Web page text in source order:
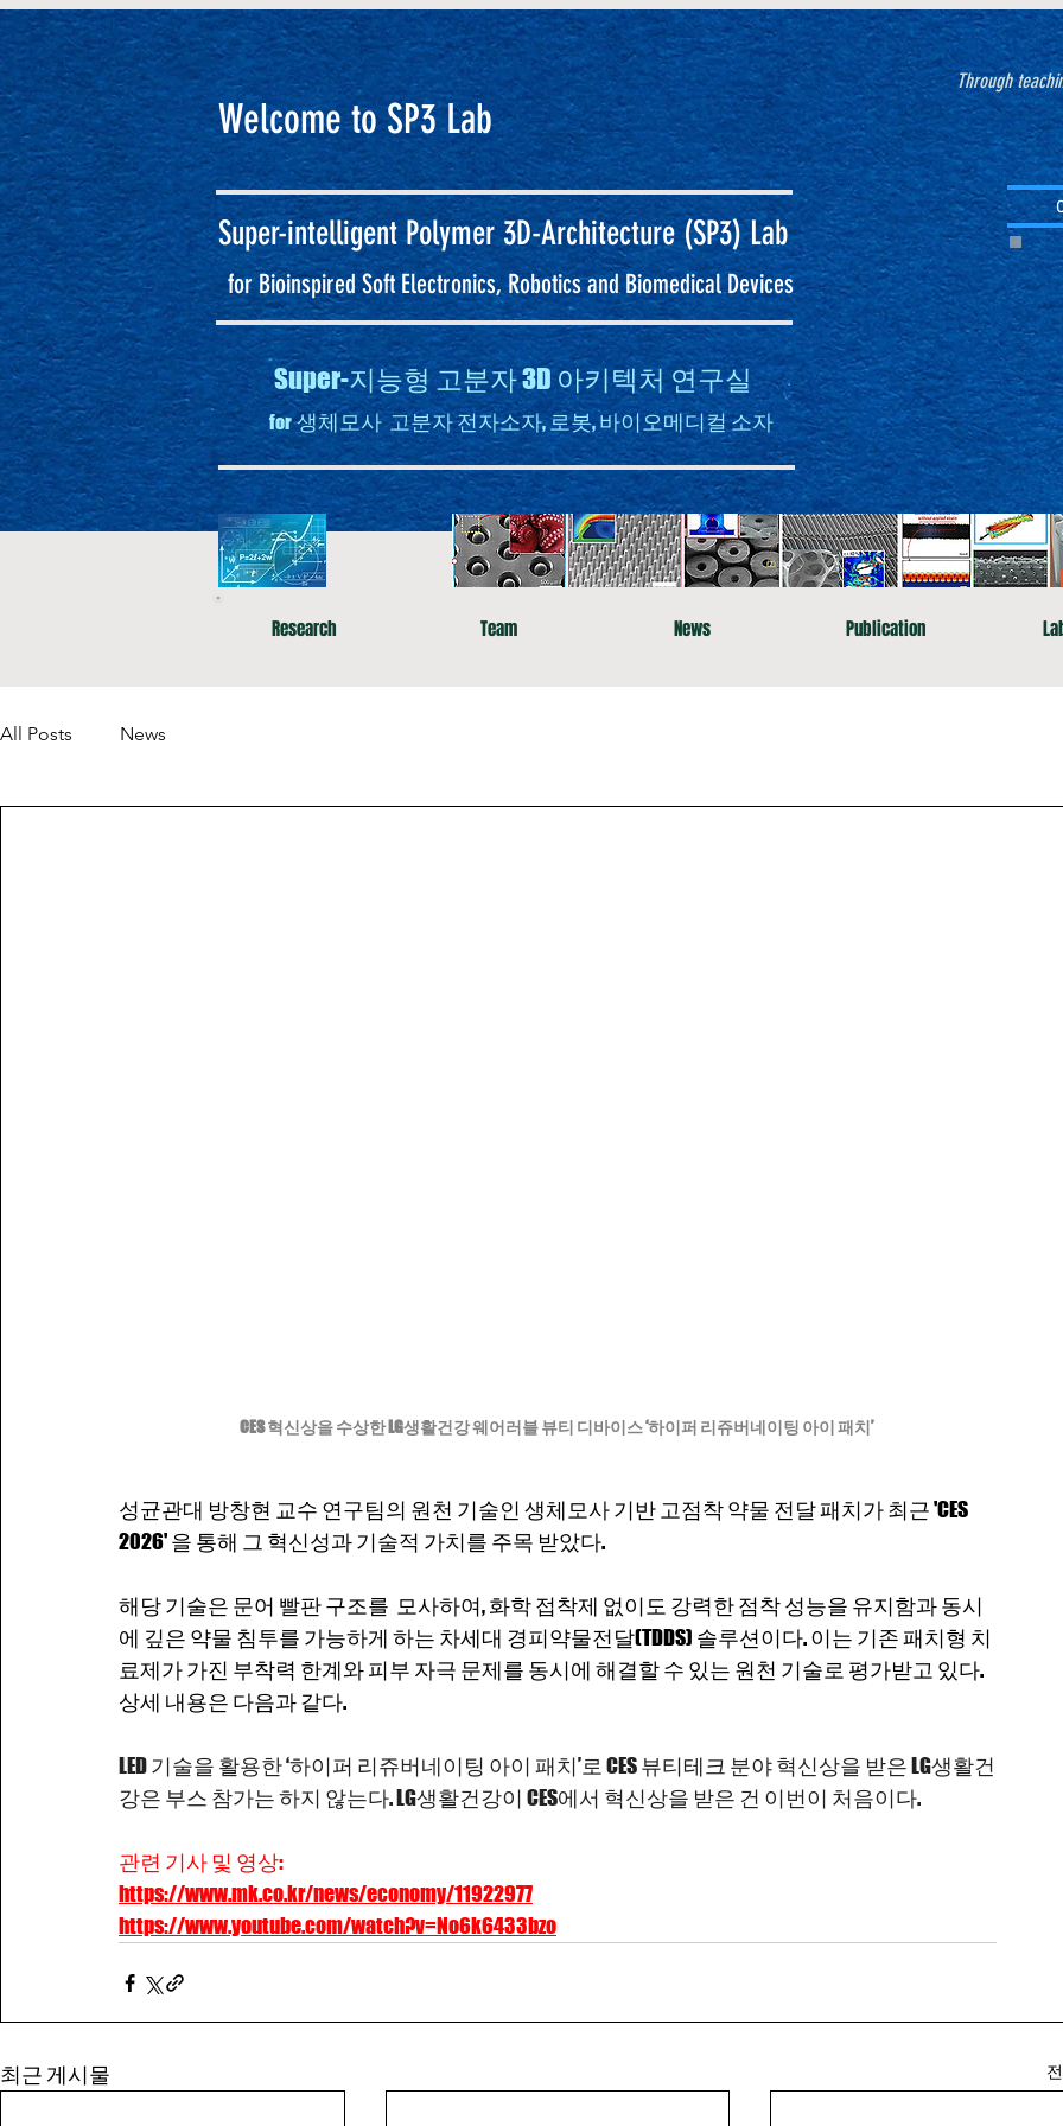
Welcome to SP3 Lab
Through
Super-intelligentPolymer 3D-Architecture (SP3) Lab
for Bioinspired Soft Electronics, Robotics and Biomedical Devices
Super-지능형 고분자 3D 아키텍처 연구실
for 생체모사 고분자 전자소자, 로봇, 바이오메디컬 소자
Research Team News Publication
All Posts News
CES 혁신상을 수상한 LG생활건강 웨어러블 뷰티 디바이스 ‘하이퍼 리쥬버네이팅 아이 패치’
성균관대 방창현 교수 연구팀의 원천 기술인 생체모사 기반 고점착 약물 전달 패치가 최근 'CES
2026' 을 통해 그 혁신성과 기술적 가치를 주목 받았다.
해당 기술은 문어 빨판 구조를  모사하여, 화학 접착제 없이도 강력한 점착 성능을 유지함과 동시
에 깊은 약물 침투를 가능하게 하는 차세대 경피약물전달(TDDS) 솔루션이다. 이는 기존 패치형 치
료제가 가진 부착력 한계와 피부 자극 문제를 동시에 해결할 수 있는 원천 기술로 평가받고 있다.
상세 내용은 다음과 같다.
LED 기술을 활용한 ‘하이퍼 리쥬버네이팅 아이 패치’로 CES 뷰티테크 분야 혁신상을 받은 LG생활건
강은 부스 참가는 하지 않는다. LG생활건강이 CES에서 혁신상을 받은 건 이번이 처음이다.
관련 기사 및 영상:
https://www.mk.co.kr/news/economy/11922977
https://www.youtube.com/watch?v=No6k6433bzo
최근 게시물